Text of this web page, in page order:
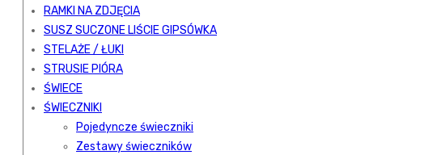
RAMKI NA ZDJĘCIA
SUSZ SUCZONE LIŚCIE GIPSÓWKA
STELAŻE / ŁUKI
STRUSIE PIÓRA
ŚWIECE
ŚWIECZNIKI
Pojedyncze świeczniki
Zestawy świeczników